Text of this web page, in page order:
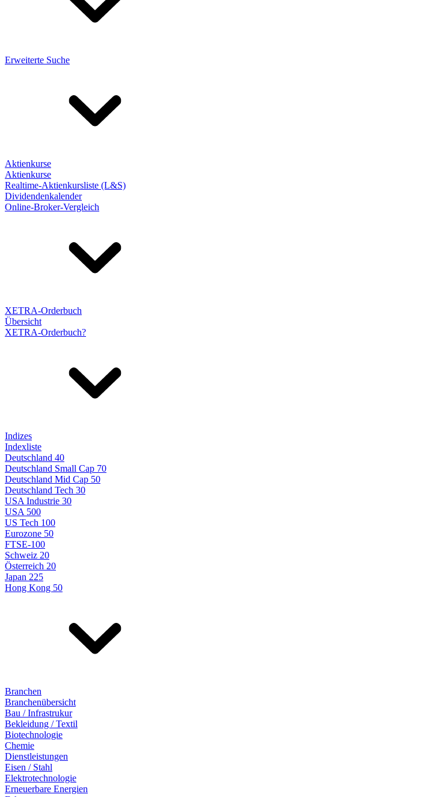
Erweiterte Suche
Aktienkurse
Aktienkurse
Realtime-Aktienkursliste (L&S)
Dividendenkalender
Online-Broker-Vergleich
XETRA-Orderbuch
Übersicht
XETRA-Orderbuch?
Indizes
Indexliste
Deutschland 40
Deutschland Small Cap 70
Deutschland Mid Cap 50
Deutschland Tech 30
USA Industrie 30
USA 500
US Tech 100
Eurozone 50
FTSE-100
Schweiz 20
Österreich 20
Japan 225
Hong Kong 50
Branchen
Branchenübersicht
Bau / Infrastrukur
Bekleidung / Textil
Biotechnologie
Chemie
Dienstleistungen
Eisen / Stahl
Elektrotechnologie
Erneuerbare Energien